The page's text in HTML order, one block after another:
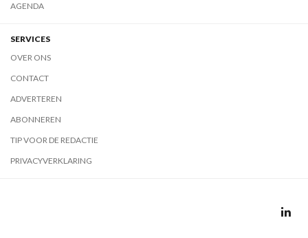
AGENDA
SERVICES
OVER ONS
CONTACT
ADVERTEREN
ABONNEREN
TIP VOOR DE REDACTIE
PRIVACYVERKLARING